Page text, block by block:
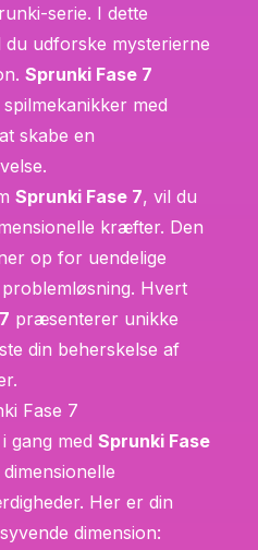
serie. I dette
udforske mysterierne
Sprunki Fase 7
med
skabe en
Sprunki Fase 7, vil du
kræfter. Den
op for uendelige
Hvert
præsenterer unikke
din beherskelse af
Fase 7
gang med Sprunki Fase
Her er din
dimension: